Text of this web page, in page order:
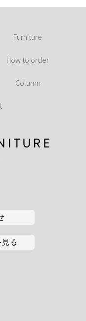
Furniture
How to order
Column
る